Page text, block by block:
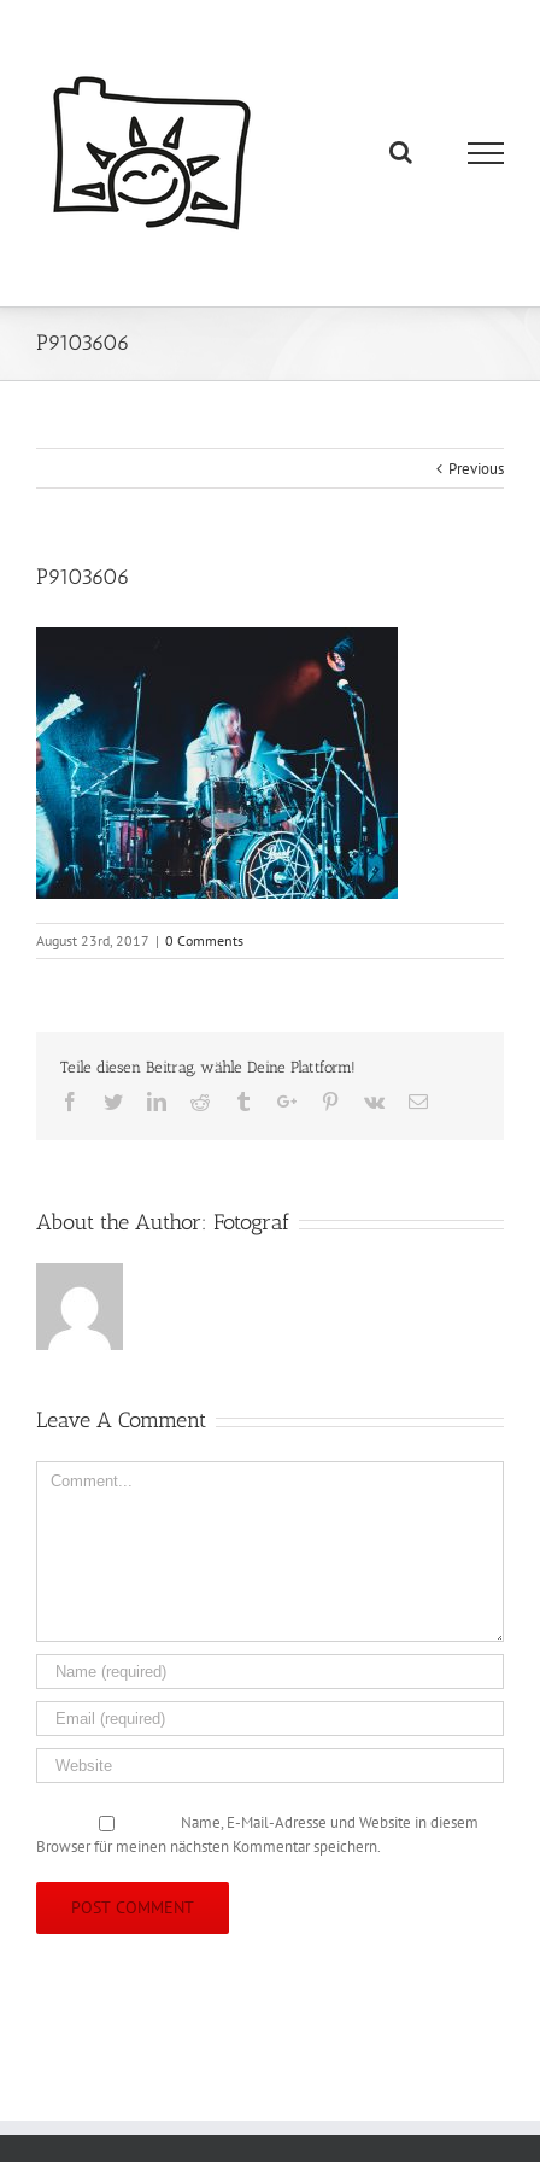
P9103606
Previous
P9103606
August 23rd, 2017 | 0 Comments
Teile diesen Beitrag, wähle Deine Plattform!
Facebook
TwitterLinkedinReddit TumblrGoogle+Pinterest
Vk Email
About the Author: Fotograf
Leave A Comment
Comment
Name, E-Mail-Adresse und Website in diesem
Browser für meinen nächsten Kommentar speichern.